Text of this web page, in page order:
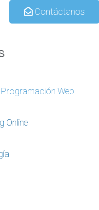
Contáctanos
Programación Web
Online